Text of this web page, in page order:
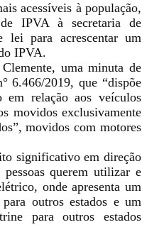
acessíveis à população,
IPVA à secretaria de
lei para acrescentar um
IPVA.
uma minuta de
6.466/2019, que “dispõe
relação aos veículos
movidos exclusivamente
movidos com motores
significativo em direção
querem utilizar e
onde apresenta um
outros estados e um
para outros estados